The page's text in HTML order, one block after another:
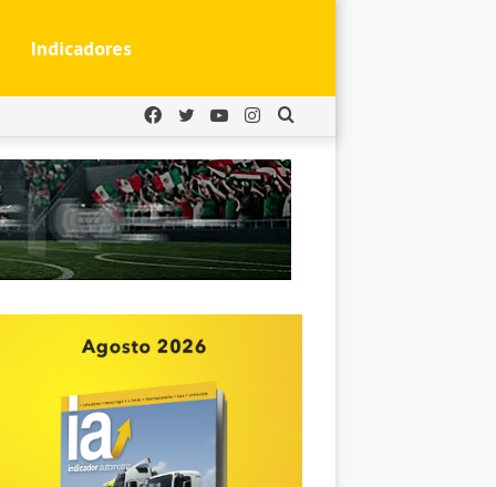
Indicadores
Buscar
Instagram
YouTube
Twitter
Facebook